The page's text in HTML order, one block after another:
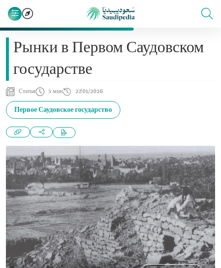
Рынки в Первом Саудовском
государстве
Статья 5 мин 27/01/2026
Первое Саудовское государство